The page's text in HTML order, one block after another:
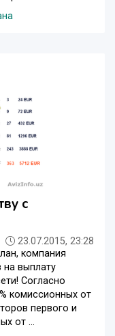
с
23.07.2015, 23:28
компания
на выплату
Согласно
комиссионных от
первого и
от ...